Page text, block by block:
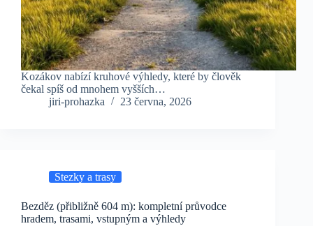
Kozákov nabízí kruhové výhledy, které by člověk
čekal spíš od mnohem vyšších…
jiri-prohazka
23 června, 2026
Stezky a trasy
Bezděz (přibližně 604 m): kompletní průvodce
hradem, trasami, vstupným a výhledy